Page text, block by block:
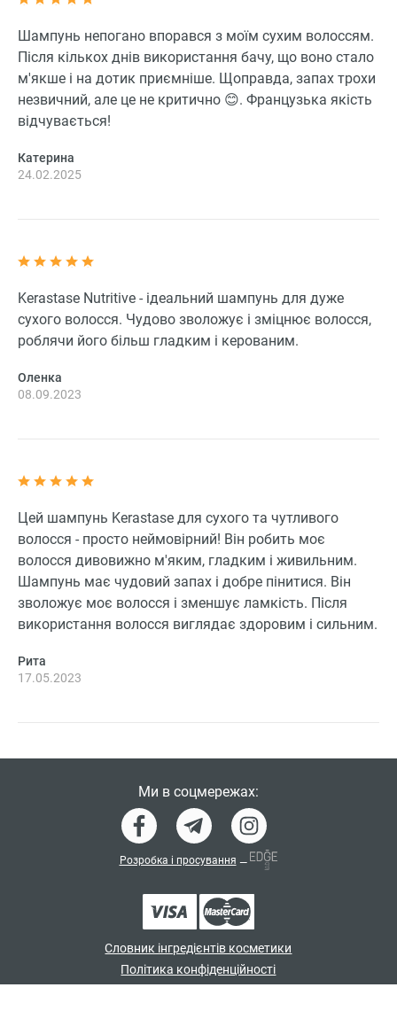
Шампунь непогано впорався з моїм сухим волоссям.
Після кількох днів використання бачу, що воно стало
м'якше і на дотик приємніше. Щоправда, запах трохи
незвичний, але це не критично 😊. Французька якість
відчувається!
Катерина
24.02.2025
Kerastase Nutritive - ідеальний шампунь для дуже
сухого волосся. Чудово зволожує і зміцнює волосся,
роблячи його більш гладким і керованим.
Оленка
08.09.2023
Цей шампунь Kerastase для сухого та чутливого
волосся - просто неймовірний! Він робить моє
волосся дивовижно м'яким, гладким і живильним.
Шампунь має чудовий запах і добре пінитися. Він
зволожує моє волосся і зменшує ламкість. Після
використання волосся виглядає здоровим і сильним.
Рита
17.05.2023
Словник інгредієнтів косметики
Політика конфіденційності
Ми в соцмережах:
Розробка і просування —